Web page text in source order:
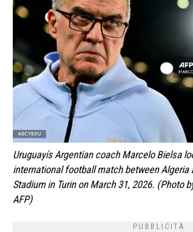
Uruguayís Argentian coach Marcelo Bielsa
international football match between Algeria
Stadium in Turin on March 31, 2026. (Photo
AFP)